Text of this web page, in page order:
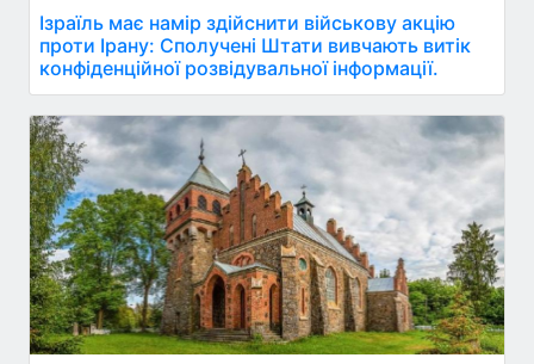
Ізраїль має намір здійснити військову акцію
проти Ірану: Сполучені Штати вивчають витік
конфіденційної розвідувальної інформації.